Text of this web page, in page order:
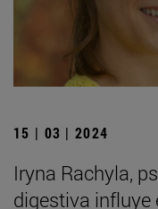
15 | 03 | 2024
Iryna Rachyla,
digestiva influye